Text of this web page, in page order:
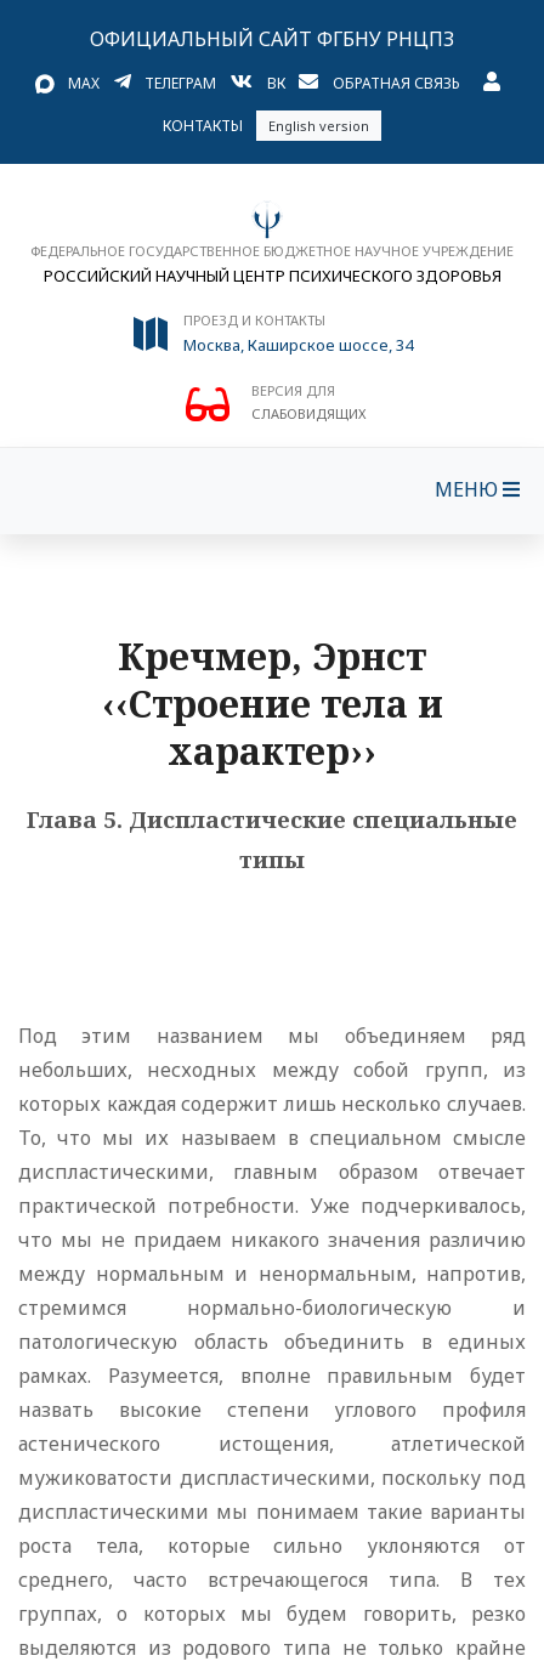
ОФИЦИАЛЬНЫЙ САЙТ ФГБНУ РНЦПЗ
MAX ТЕЛЕГРАМ ВК ОБРАТНАЯ СВЯЗЬ
КОНТАКТЫ English version
ФЕДЕРАЛЬНОЕ ГОСУДАРСТВЕННОЕ БЮДЖЕТНОЕ НАУЧНОЕ УЧРЕЖДЕНИЕ
РОССИЙСКИЙ НАУЧНЫЙ ЦЕНТР ПСИХИЧЕСКОГО ЗДОРОВЬЯ
ПРОЕЗД И КОНТАКТЫ
Москва, Каширское шоссе, 34
ВЕРСИЯ ДЛЯ
СЛАБОВИДЯЩИХ
МЕНЮ
Кречмер, Эрнст
‹‹Строение тела и
характер››
Глава 5. Диспластические специальные
типы
Под этим названием мы объединяем ряд
небольших, несходных между собой групп, из
которых каждая содержит лишь несколько случаев.
То, что мы их называем в специальном смысле
диспластическими, главным образом отвечает
практической потребности. Уже подчеркивалось,
что мы не придаем никакого значения различию
между нормальным и ненормальным, напротив,
стремимся нормально-биологическую и
патологическую область объединить в единых
рамках. Разумеется, вполне правильным будет
назвать высокие степени углового профиля
астенического истощения, атлетической
мужиковатости диспластическими, поскольку под
диспластическими мы понимаем такие варианты
роста тела, которые сильно уклоняются от
среднего, часто встречающегося типа. В тех
группах, о которых мы будем говорить, резко
выделяются из родового типа не только крайне